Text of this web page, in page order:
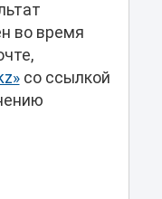
во время
со ссылкой